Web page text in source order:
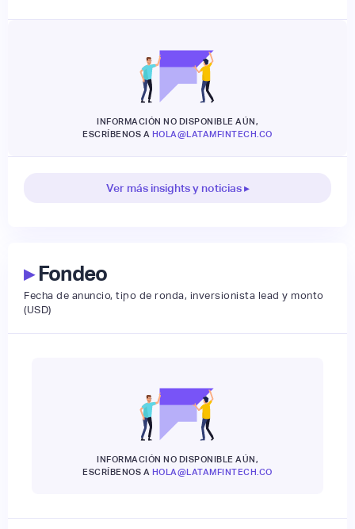
INFORMACIÓN NO DISPONIBLE AÚN,
ESCRÍBENOS A HOLA@LATAMFINTECH.CO
Ver más insights y noticias ▸
▸Fondeo
Fecha de anuncio, tipo de ronda, inversionista lead y monto
(USD)
INFORMACIÓN NO DISPONIBLE AÚN,
ESCRÍBENOS A HOLA@LATAMFINTECH.CO